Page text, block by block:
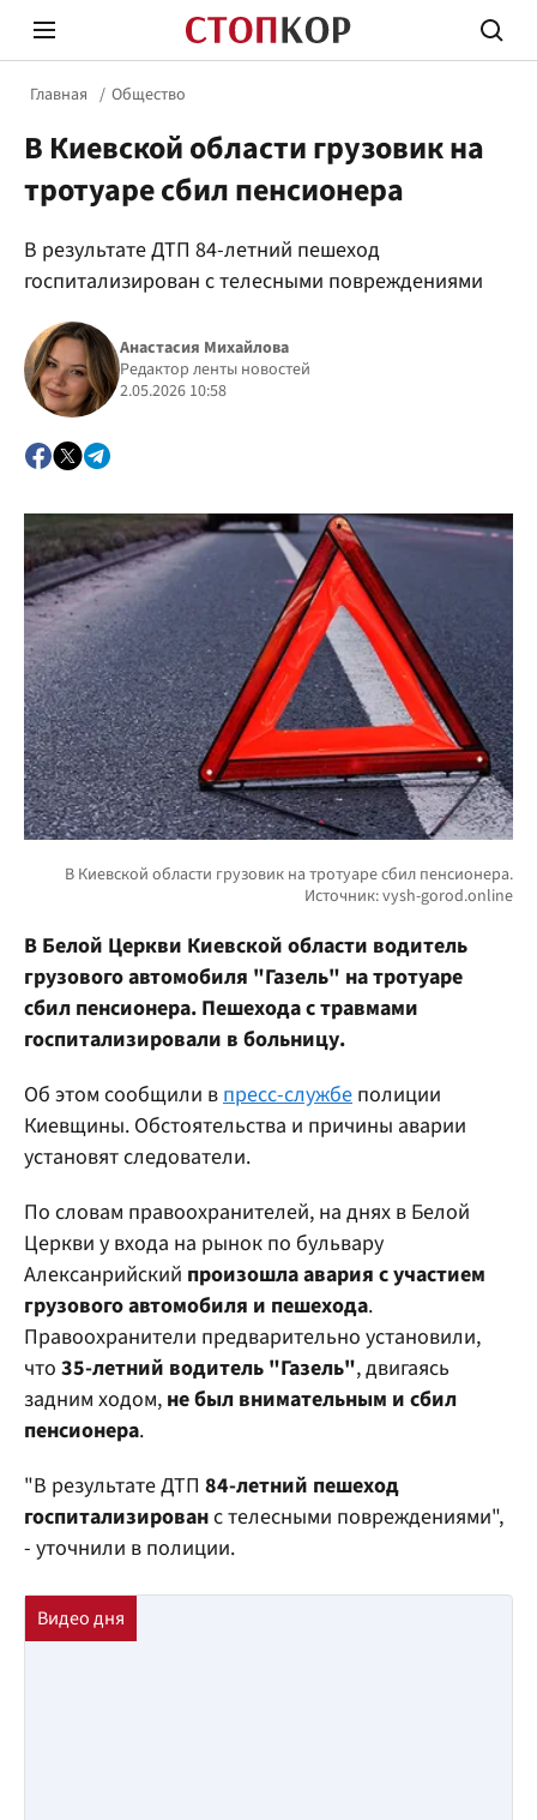
Стоп Политической Коррупции
Политика
Главная Общество
В Киевской области грузовик на
тротуаре сбил пенсионера
В результате ДТП 84-летний пешеход
госпитализирован с телесными повреждениями
Анастасия Михайлова
Редактор ленты новостей
2.05.2026 10:58
В Белой Церкви Киевской области водитель
грузового автомобиля "Газель" на тротуаре
сбил пенсионера. Пешехода с травмами
госпитализировали в больницу.
Об этом сообщили в пресс-службе полиции
Киевщины. Обстоятельства и причины аварии
установят следователи.
По словам правоохранителей, на днях в Белой
Церкви у входа на рынок по бульвару
Алексанрийский произошла авария с участием
грузового автомобиля и пешехода.
Правоохранители предварительно установили,
что 35-летний водитель "Газель", двигаясь
задним ходом, не был внимательным и сбил
пенсионера.
"В результате ДТП 84-летний пешеход
госпитализированс телесными повреждениями",
- уточнили в полиции.